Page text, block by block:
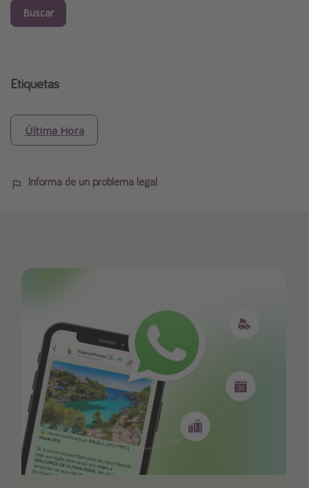
Buscar
Etiquetas
Última Hora
Informa de un problema legal